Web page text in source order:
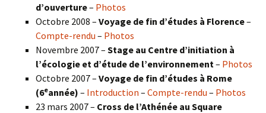
d’ouverture– Photos
Octobre 2008 – Voyage de fin d’études à Florence–
Compte-rendu – Photos
Novembre 2007 – Stage au Centre d’initiation à
l’écologie et d’étude de l’environnement – Photos
Octobre 2007 – Voyage de fin d’études à Rome
(6eannée) – Introduction – Compte-rendu – Photos
23 mars 2007 – Cross de l’Athénée au Square